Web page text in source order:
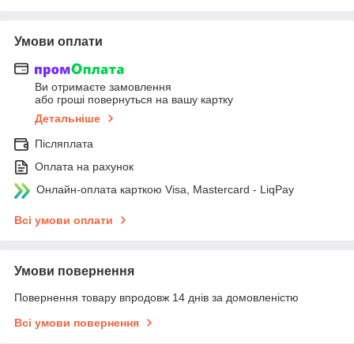
Умови оплати
Ви отримаєте замовлення
або гроші повернуться на вашу картку
Детальніше
Післяплата
Оплата на рахунок
Онлайн-оплата карткою Visa, Mastercard - LiqPay
Всі умови оплати
Умови повернення
Повернення товару впродовж 14 днів за домовленістю
Всі умови повернення